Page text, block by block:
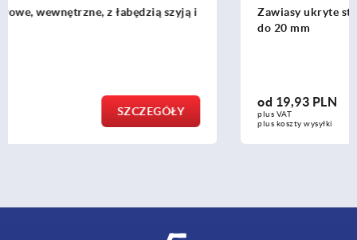
Zawiasy ukryte stalowe lub ze stali nierdzewnej, krawędź
19,93 PLN
SZCZEGÓŁY